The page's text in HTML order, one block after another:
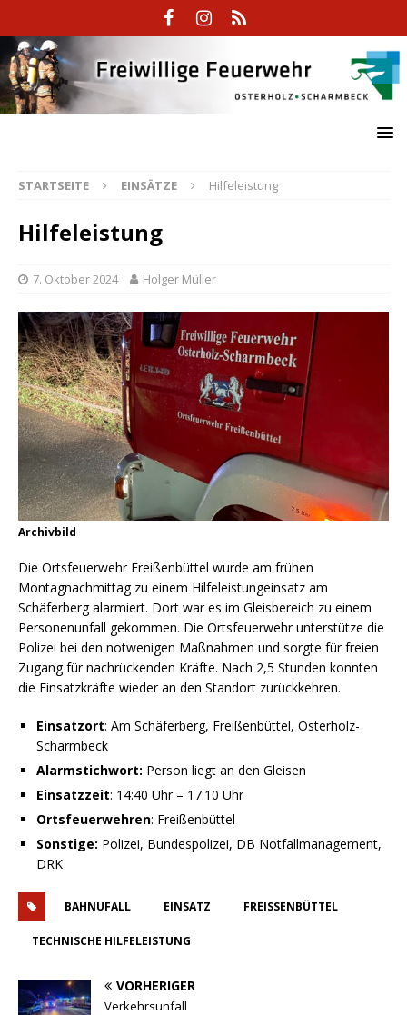
STARTSEITE EINSÄTZE Hilfeleistung
Hilfeleistung
7. Oktober 2024 Holger Müller
Archivbild
Die Ortsfeuerwehr Freißenbüttel wurde am frühen
Montagnachmittag zu einem Hilfeleistungeinsatz am
Schäferberg alarmiert. Dort war es im Gleisbereich zu einem
Personenunfall gekommen. Die Ortsfeuerwehr unterstütze die
Polizei bei den notwenigen Maßnahmen und sorgte für freien
Zugang für nachrückenden Kräfte. Nach 2,5 Stunden konnten
die Einsatzkräfte wieder an den Standort zurückkehren.
Einsatzort: Am Schäferberg, Freißenbüttel, Osterholz-
Scharmbeck
Alarmstichwort: Person liegt an den Gleisen
Einsatzzeit: 14:40 Uhr – 17:10 Uhr
Ortsfeuerwehren: Freißenbüttel
Sonstige: Polizei, Bundespolizei, DB Notfallmanagement,
DRK
BAHNUFALL EINSATZ FREISSENBÜTTEL
TECHNISCHE HILFELEISTUNG
VORHERIGER
Verkehrsunfall